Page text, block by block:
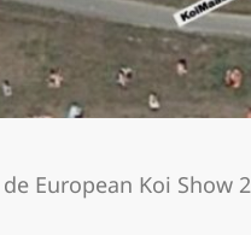
European Koi Show